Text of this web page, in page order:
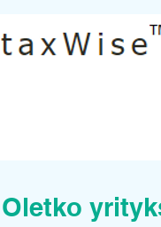
Oletko